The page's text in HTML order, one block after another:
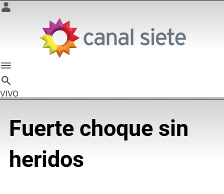
VIVO
Fuerte choque sin
heridos